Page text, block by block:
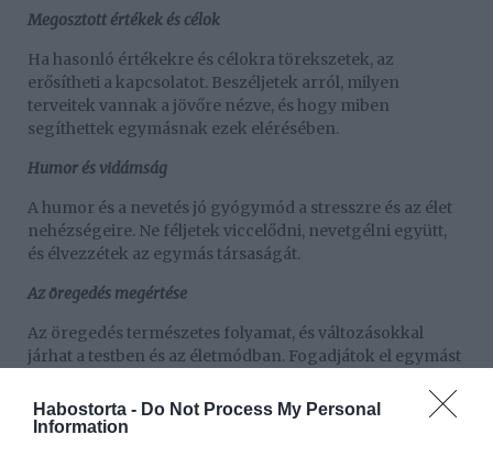
Habostorta - Do Not Process My Personal
Information
Megosztott értékek és célok
Ha hasonló értékekre és célokra törekszetek, az
erősítheti a kapcsolatot. Beszéljetek arról, milyen
terveitek vannak a jövőre nézve, és hogy miben
segíthettek egymásnak ezek elérésében.
Humor és vidámság
A humor és a nevetés jó gyógymód a stresszre és az élet
nehézségeire. Ne féljetek viccelődni, nevetgélni együtt,
és élvezzétek az egymás társaságát.
Az öregedés megértése
Az öregedés természetes folyamat, és változásokkal
járhat a testben és az életmódban. Fogadjátok el egymást
Intimitás és romantika